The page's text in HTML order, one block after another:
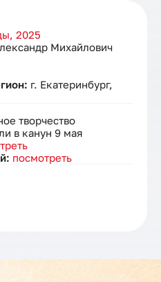
2025
Михайлович
г. Екатеринбург,
творчество
в канун 9 мая
посмотреть